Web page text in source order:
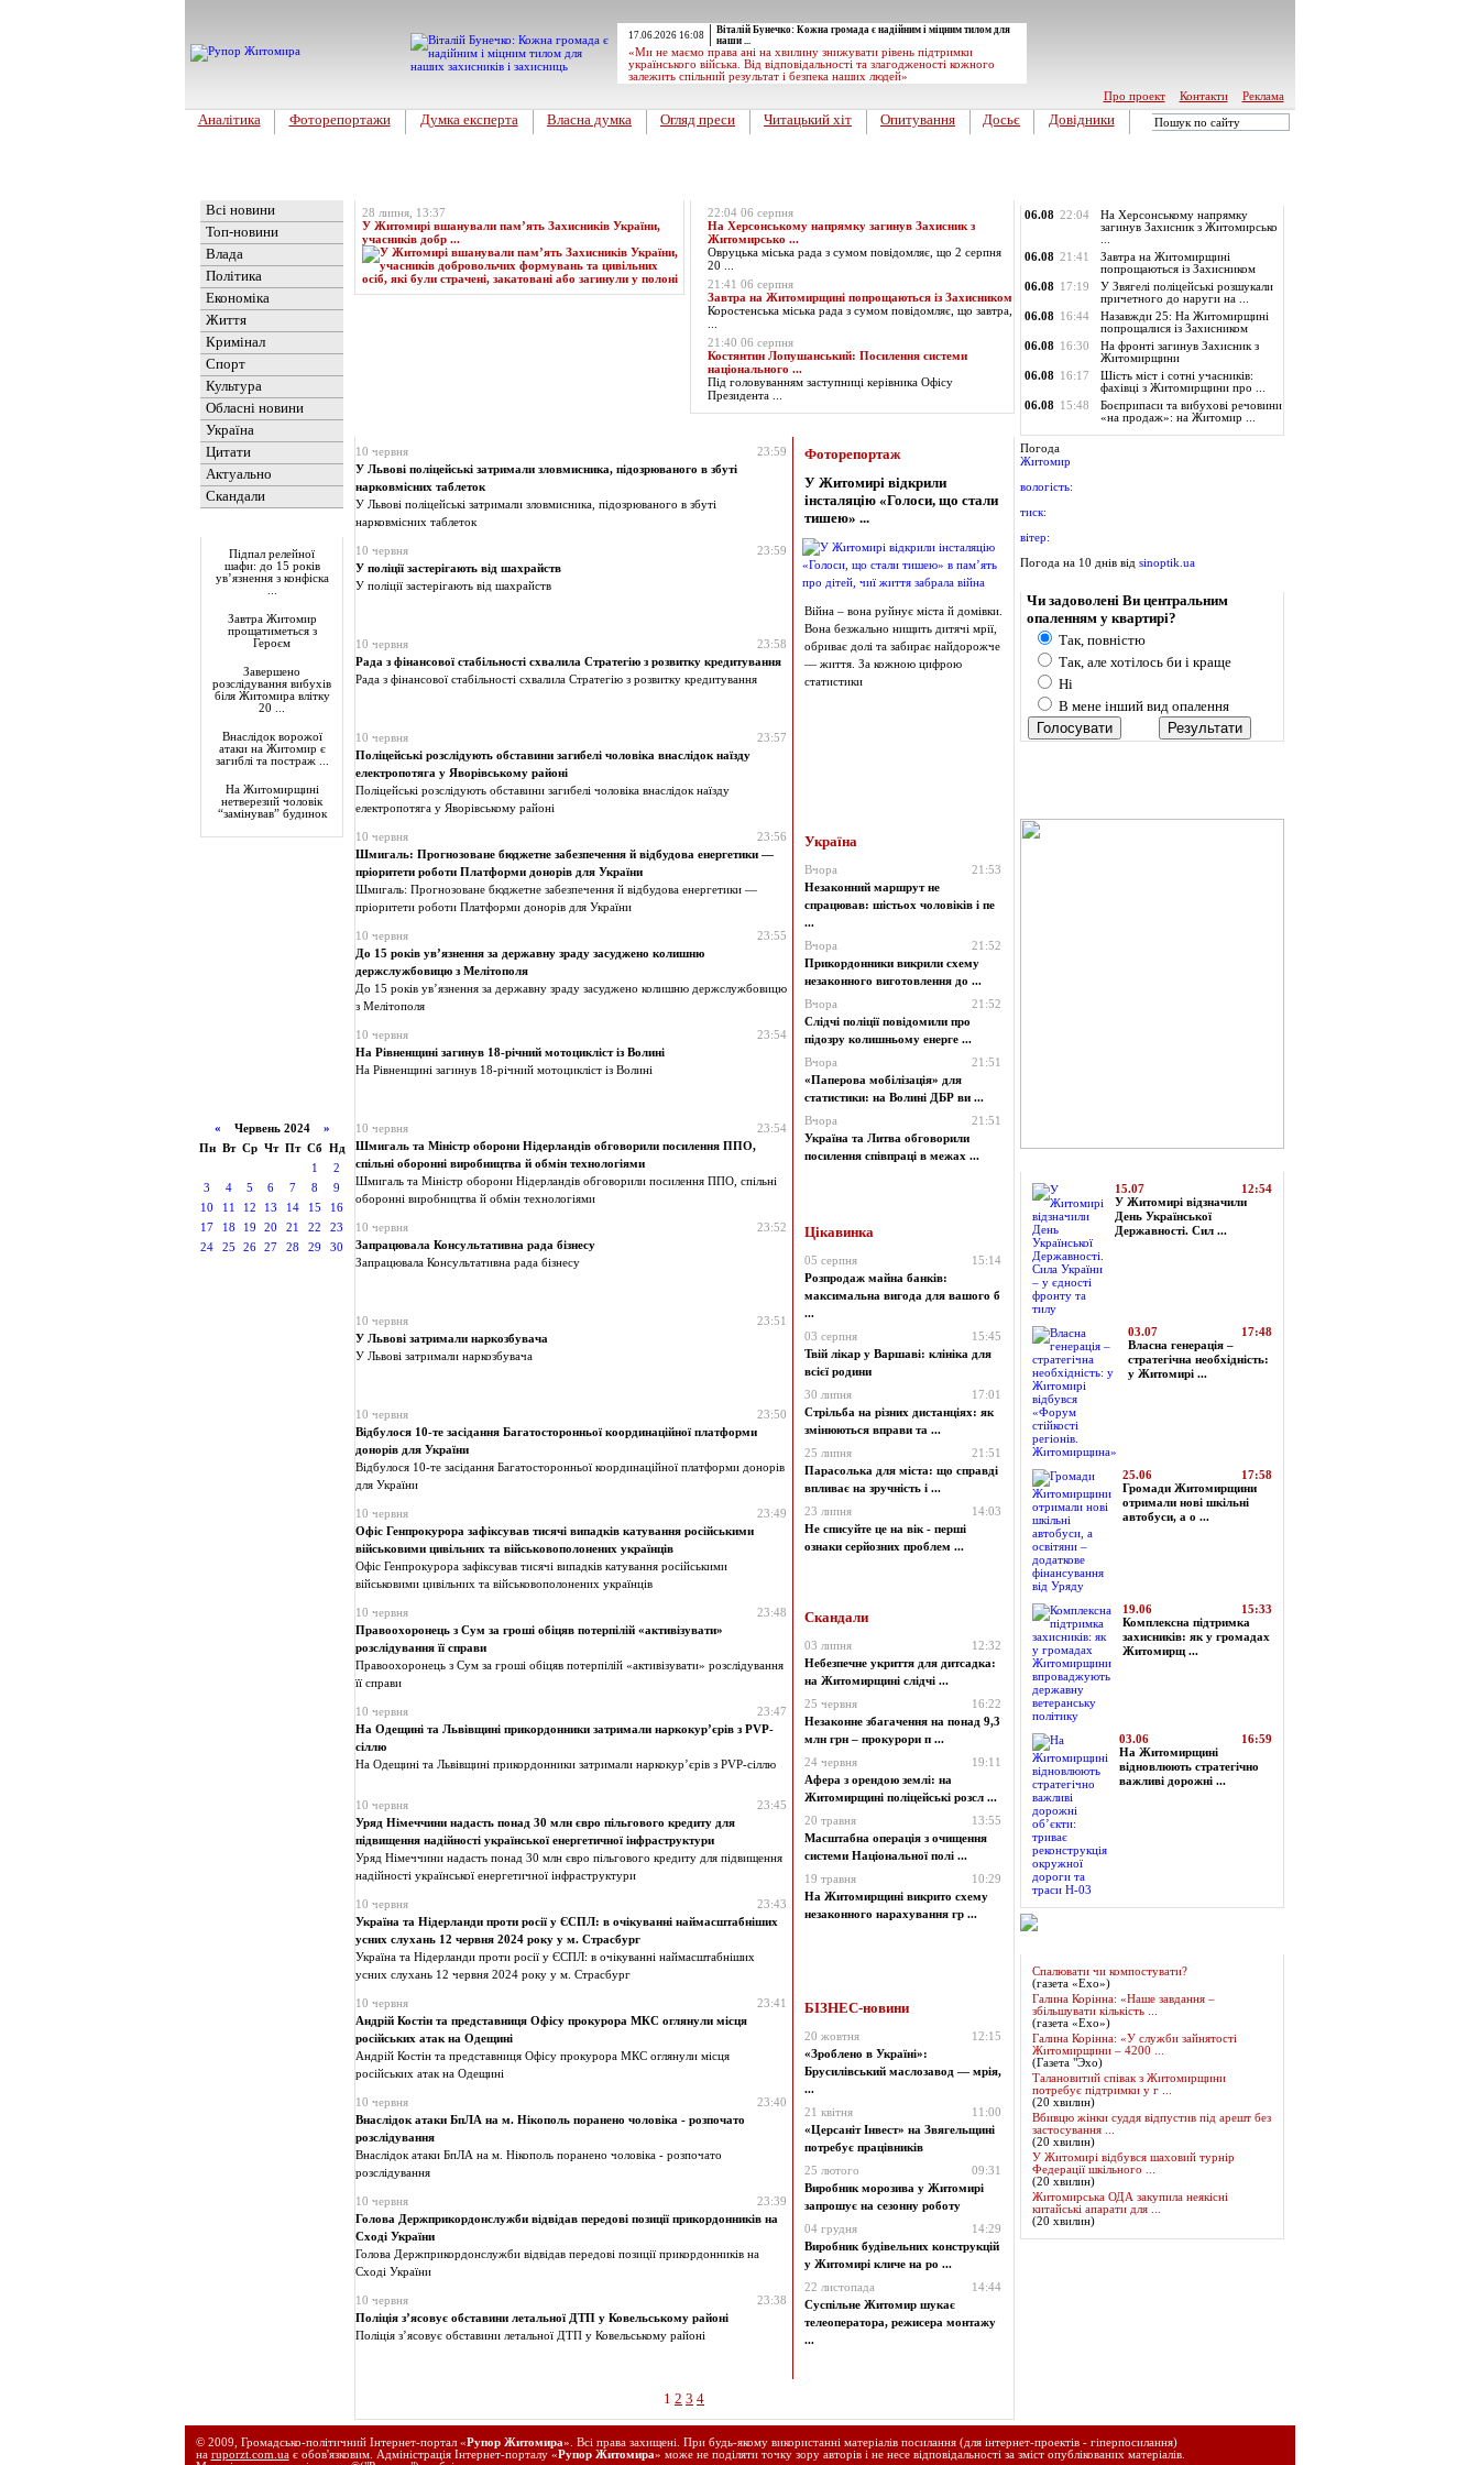
17.06.2026 16:08
Віталій Бунечко: Кожна громада є надійним і міцним тилом для
наши ...
«Ми не маємо права ані на хвилину знижувати рівень підтримки
українського війська. Від відповідальності та злагодженості кожного
залежить спільний результат і безпека наших людей»
Про проект
Контакти Реклама
Аналітика Фоторепортажи Думка експерта Власна думка Огляд преси Читацький хіт Опитування Досьє Довідники
Всі новини
Топ-новини
Влада
Політика
Економіка
Життя
Кримінал
Спорт
Культура
Обласні новини
Україна
Цитати
Актуально
Скандали
Підпал релейної
шафи: до 15 років
ув’язнення з конфіска
Завтра Житомир
прощатиметься з
Героєм
Завершено
розслідування вибухів
біля Житомира влітку
20 ...
Внаслідок ворожої
атаки на Житомир є
загиблі та постраж ...
На Житомирщині
нетверезий чоловік
“замінував” будинок
« Червень 2024 »
Пн Вт Ср Чт Пт Сб Нд
1
2
3
4 5 6 7 8
9
10
11 12 13 14 15
16
17
18 19 20 21 22
23
24
25 26 27 28 29 30
28 липня, 13:37
У Житомирі вшанували пам’ять Захисників України,
учасників добр ...
22:04 06 серпня
На Херсонському напрямку загинув Захисник з
Житомирсько ...
Овруцька міська рада з сумом повідомляє, що 2 серпня
20 ...
21:41 06 серпня
Завтра на Житомирщині попрощаються із Захисником
Коростенська міська рада з сумом повідомляє, що завтра,
21:40 06 серпня
Костянтин Лопушанський: Посилення системи
національного ...
Під головуванням заступниці керівника Офісу
Президента ...
10 червня
23:59
У Львові поліцейські затримали зловмисника, підозрюваного в збуті
нарковмісних таблеток
У Львові поліцейські затримали зловмисника, підозрюваного в збуті
нарковмісних таблеток
Фоторепортаж
У Житомирі відкрили
інсталяцію «Голоси, що стали
тишею» ...
Війна – вона руйнує міста й домівки.
Вона безжально нищить дитячі мрії,
обриває долі та забирає найдорожче
— життя. За кожною цифрою
статистики
10 червня
23:59
У поліції застерігають від шахрайств
У поліції застерігають від шахрайств
10 червня
23:58
Рада з фінансової стабільності схвалила Стратегію з розвитку кредитування
Рада з фінансової стабільності схвалила Стратегію з розвитку кредитування
10 червня
23:57
Поліцейські розслідують обставини загибелі чоловіка внаслідок наїзду
електропотяга у Яворівському районі
Поліцейські розслідують обставини загибелі чоловіка внаслідок наїзду
електропотяга у Яворівському районі
10 червня
23:56
Шмигаль: Прогнозоване бюджетне забезпечення й відбудова енергетики —
пріоритети роботи Платформи донорів для України
Шмигаль: Прогнозоване бюджетне забезпечення й відбудова енергетики —
пріоритети роботи Платформи донорів для України
Україна
Вчора
21:53
Незаконний маршрут не
спрацював: шістьох чоловіків і пе
...
Вчора
21:52
Прикордонники викрили схему
незаконного виготовлення до ...
Вчора
21:52
Слідчі поліції повідомили про
підозру колишньому енерге ...
Вчора
21:51
«Паперова мобілізація» для
статистики: на Волині ДБР ви ...
Вчора
21:51
Україна та Литва обговорили
посилення співпраці в межах ...
10 червня
23:55
До 15 років ув’язнення за державну зраду засуджено колишню
держслужбовицю з Мелітополя
До 15 років ув’язнення за державну зраду засуджено колишню держслужбовицю
з Мелітополя
10 червня
23:54
На Рівненщині загинув 18-річний мотоцикліст із Волині
На Рівненщині загинув 18-річний мотоцикліст із Волині
10 червня
23:54
Шмигаль та Міністр оборони Нідерландів обговорили посилення ППО,
спільні оборонні виробництва й обмін технологіями
Шмигаль та Міністр оборони Нідерландів обговорили посилення ППО, спільні
оборонні виробництва й обмін технологіями
10 червня
23:52
Запрацювала Консультативна рада бізнесу
Запрацювала Консультативна рада бізнесу
Цікавинка
05 серпня
15:14
Розпродаж майна банків:
максимальна вигода для вашого б
...
03 серпня
15:45
Твій лікар у Варшаві: клініка для
всієї родини
30 липня
17:01
Стрільба на різних дистанціях: як
змінюються вправи та ...
25 липня
21:51
Парасолька для міста: що справді
впливає на зручність і ...
23 липня
14:03
Не списуйте це на вік - перші
ознаки серйозних проблем ...
10 червня
23:51
У Львові затримали наркозбувача
У Львові затримали наркозбувача
10 червня
23:50
Відбулося 10-те засідання Багатосторонньої координаційної платформи
донорів для України
Відбулося 10-те засідання Багатосторонньої координаційної платформи донорів
для України
10 червня
23:49
Офіс Генпрокурора зафіксував тисячі випадків катування російськими
військовими цивільних та військовополонених українців
Офіс Генпрокурора зафіксував тисячі випадків катування російськими
військовими цивільних та військовополонених українців
10 червня
23:48
Правоохоронець з Сум за гроші обіцяв потерпілій «активізувати»
розслідування її справи
Правоохоронець з Сум за гроші обіцяв потерпілій «активізувати» розслідування
її справи
Скандали
03 липня
12:32
Небезпечне укриття для дитсадка:
на Житомирщині слідчі ...
25 червня
16:22
Незаконне збагачення на понад 9,3
млн грн – прокурори п ...
24 червня
19:11
Афера з орендою землі: на
Житомирщині поліцейські розсл ...
20 травня
13:55
Масштабна операція з очищення
системи Національної полі ...
19 травня
10:29
На Житомирщині викрито схему
незаконного нарахування гр ...
10 червня
23:47
На Одещині та Львівщині прикордонники затримали наркокур’єрів з PVP-
сіллю
На Одещині та Львівщині прикордонники затримали наркокур’єрів з PVP-сіллю
10 червня
23:45
Уряд Німеччини надасть понад 30 млн євро пільгового кредиту для
підвищення надійності української енергетичної інфраструктури
Уряд Німеччини надасть понад 30 млн євро пільгового кредиту для підвищення
надійності української енергетичної інфраструктури
10 червня
23:43
Україна та Нідерланди проти росії у ЄСПЛ: в очікуванні наймасштабніших
усних слухань 12 червня 2024 року у м. Страсбург
Україна та Нідерланди проти росії у ЄСПЛ: в очікуванні наймасштабніших
усних слухань 12 червня 2024 року у м. Страсбург
10 червня
23:41
Андрій Костін та представниця Офісу прокурора МКС оглянули місця
російських атак на Одещині
Андрій Костін та представниця Офісу прокурора МКС оглянули місця
російських атак на Одещині
БІЗНЕС-новини
20 жовтня
12:15
«Зроблено в Україні»:
Брусилівський маслозавод — мрія,
...
21 квітня
11:00
«Церсаніт Інвест» на Звягельщині
потребує працівників
25 лютого
09:31
Виробник морозива у Житомирі
запрошує на сезонну роботу
04 грудня
14:29
Виробник будівельних конструкцій
у Житомирі кличе на ро ...
22 листопада
14:44
Суспільне Житомир шукає
телеоператора, режисера монтажу
...
10 червня
23:40
Внаслідок атаки БпЛА на м. Нікополь поранено чоловіка - розпочато
розслідування
Внаслідок атаки БпЛА на м. Нікополь поранено чоловіка - розпочато
розслідування
10 червня
23:39
Голова Держприкордонслужби відвідав передові позиції прикордонників на
Сході України
Голова Держприкордонслужби відвідав передові позиції прикордонників на
Сході України
10 червня
23:38
Поліція з’ясовує обставини летальної ДТП у Ковельському районі
Поліція з’ясовує обставини летальної ДТП у Ковельському районі
1 2 3 4
06.08 22:04
На Херсонському напрямку
загинув Захисник з Житомирсько
06.08 21:41
Завтра на Житомирщині
попрощаються із Захисником
06.08 17:19
У Звягелі поліцейські розшукали
причетного до наруги на ...
06.08 16:44
Назавжди 25: На Житомирщині
попрощалися із Захисником
06.08 16:30
На фронті загинув Захисник з
Житомирщини
06.08 16:17
Шість міст і сотні учасників:
фахівці з Житомирщини про ...
06.08 15:48
Боєприпаси та вибухові речовини
«на продаж»: на Житомир ...
Погода
Житомир
вологість:
тиск:
вітер:
Погода на 10 днів від sinoptik.ua
Чи задоволені Ви центральним
опаленням у квартирі?
Так, повністю
Так, але хотілось би і краще
Ні
В мене інший вид опалення
15.07
12:54
У Житомирі відзначили
День Української
Державності. Сил ...
03.07
17:48
Власна генерація –
стратегічна необхідність:
у Житомирі ...
25.06
17:58
Громади Житомирщини
отримали нові шкільні
автобуси, а о ...
19.06
15:33
Комплексна підтримка
захисників: як у громадах
Житомирщ ...
03.06
16:59
На Житомирщині
відновлюють стратегічно
важливі дорожні ...
Спалювати чи компостувати?
(газета «Ехо»)
Галина Корінна: «Наше завдання –
збільшувати кількість ...
(газета «Ехо»)
Галина Корінна: «У служби зайнятості
Житомирщини – 4200 ...
(Газета "Эхо)
Талановитий співак з Житомирщини
потребує підтримки у г ...
(20 хвилин)
Вбивцю жінки суддя відпустив під арешт без
застосування ...
(20 хвилин)
У Житомирі відбувся шаховий турнір
Федерації шкільного ...
(20 хвилин)
Житомирська ОДА закупила неякісні
китайські апарати для ...
(20 хвилин)
© 2009, Громадсько-політичний Інтернет-портал «Рупор Житомира». Всі права захищені. При будь-якому використанні матеріалів посилання (для інтернет-проектів - гіперпосилання)
на ruporzt.com.uaє обов'язковим. Адміністрація Інтернет-порталу «Рупор Житомира» може не поділяти точку зору авторів і не несе відповідальності за зміст опублікованих матеріалів.